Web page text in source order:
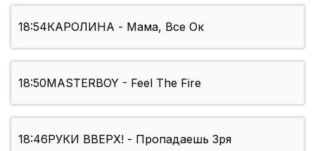
18:54КАРОЛИНА - Мама, Все Ок
18:50MASTERBOY - Feel The Fire
18:46РУКИ ВВЕРХ! - Пропадаешь Зря